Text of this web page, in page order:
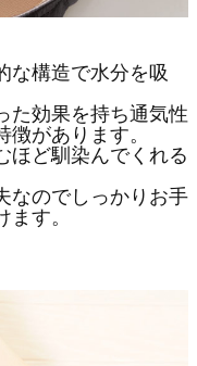
な構造で水分を吸
た効果を持ち通気性
があります。
ほど馴染んでくれる
なのでしっかりお手
す。